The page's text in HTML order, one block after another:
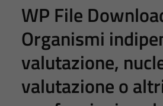
WP File
Organismi
valutazione,
valutazione o